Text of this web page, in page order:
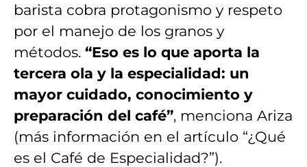
barista cobra protagonismo y respeto
por el manejo de los granos y
métodos. “Eso es lo que aporta la
tercera ola y la especialidad: un
mayor cuidado, conocimiento y
preparación del café”, menciona Ariza
(más información en el artículo “¿Qué
es el Café de Especialidad?”).